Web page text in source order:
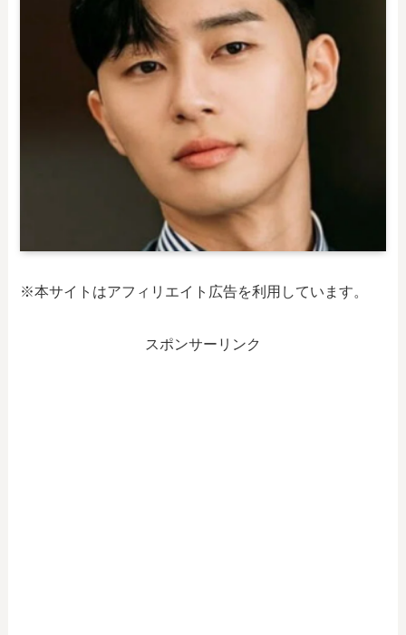
※本サイトはアフィリエイト広告を利用しています。
スポンサーリンク